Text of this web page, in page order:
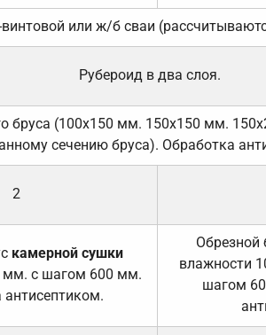
или ж/б сваи
Рубероид в два слоя.
бруса (100х150 мм. 150х150 мм.
сечению бруса). Обработка
2
камерной сушки
мм. с шагом 600 мм.
антисептиком.
Обрезной
влажности
шагом